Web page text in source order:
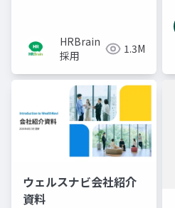
HRBrain
採用
1.3M
ウェルスナビ会社紹介
資料